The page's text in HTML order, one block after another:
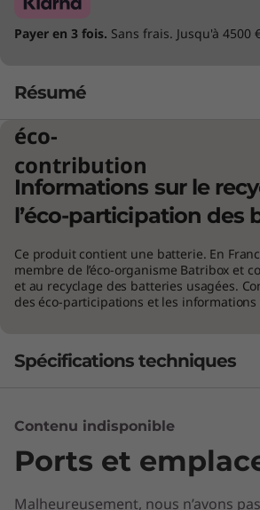
Payer en 3 fois. Sans frais. Jusqu'à 4500
Résumé
Un système audio
Quand nous avons imaginé la
cette solution serait possible. En
marché capables de tenir dans
d’un convertible, ce qui garantit
totalement immersif dans tous
éco-
contribution
Informations sur le
l’éco-participation des
Ce produit contient une batterie. En
membre de l’éco-organisme Batribox et
et au recyclage des batteries usagées.
des éco-participations et les informations
Spécifications techniques
Performances
Processeur
Contenu indisponible
Ports et
Malheureusement, nous n’avons